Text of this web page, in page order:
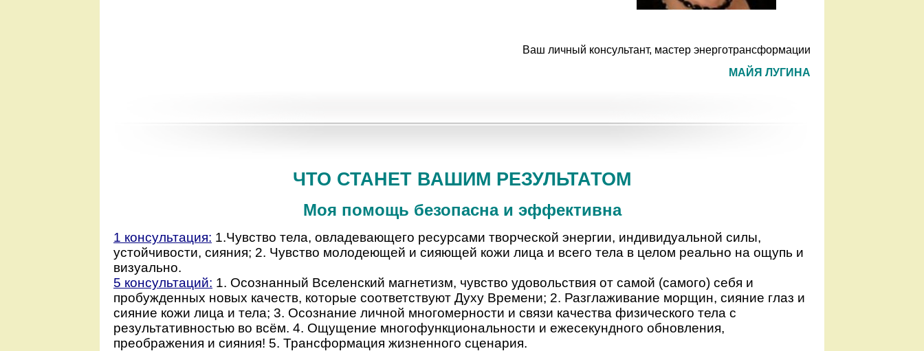
Ваш личный консультант, мастер энерготрансформации
МАЙЯ ЛУГИНА
ЧТО СТАНЕТ ВАШИМ РЕЗУЛЬТАТОМ
Моя помощь безопасна и эффективна
1 консультация: 1.Чувство тела, овладевающего ресурсами творческой энергии, индивидуальной силы,
устойчивости, сияния; 2. Чувство молодеющей и сияющей кожи лица и всего тела в целом реально на ощупь и
визуально.
5 консультаций: 1. Осознанный Вселенский магнетизм, чувство удовольствия от самой (самого) себя и
пробужденных новых качеств, которые соответствуют Духу Времени; 2. Разглаживание морщин, сияние глаз и
сияние кожи лица и тела; 3. Осознание личной многомерности и связи качества физического тела с
результативностью во всём. 4. Ощущение многофункциональности и ежесекундного обновления,
преображения и сияния! 5. Трансформация жизненного сценария.